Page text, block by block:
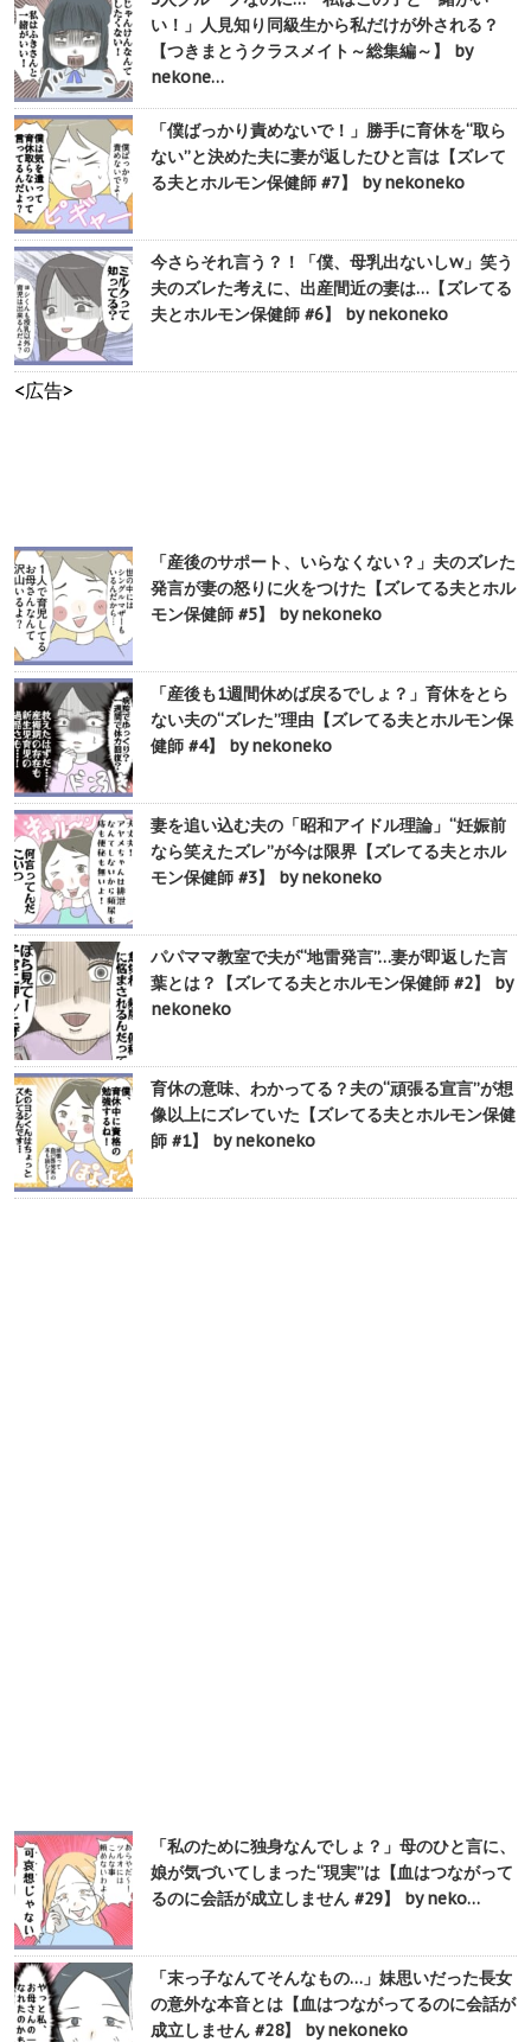
い！」人見知り同級生から私だけが外される？
【つきまとうクラスメイト～総集編～】 by
nekone…
「僕ばっかり責めないで！」勝手に育休を“取ら
ない”と決めた夫に妻が返したひと言は【ズレて
る夫とホルモン保健師 #7】 by nekoneko
今さらそれ言う？！「僕、母乳出ないしw」笑う
夫のズレた考えに、出産間近の妻は…【ズレてる
夫とホルモン保健師 #6】 by nekoneko
<広告>
「産後のサポート、いらなくない？」夫のズレた
発言が妻の怒りに火をつけた【ズレてる夫とホル
モン保健師 #5】 by nekoneko
「産後も1週間休めば戻るでしょ？」育休をとら
ない夫の“ズレた”理由【ズレてる夫とホルモン保
健師 #4】 by nekoneko
妻を追い込む夫の「昭和アイドル理論」“妊娠前
なら笑えたズレ”が今は限界【ズレてる夫とホル
モン保健師 #3】 by nekoneko
パパママ教室で夫が“地雷発言”…妻が即返した言
葉とは？【ズレてる夫とホルモン保健師 #2】 by
nekoneko
育休の意味、わかってる？夫の“頑張る宣言”が想
像以上にズレていた【ズレてる夫とホルモン保健
師 #1】 by nekoneko
「私のために独身なんでしょ？」母のひと言に、
娘が気づいてしまった“現実”は【血はつながって
るのに会話が成立しません #29】 by neko…
「末っ子なんてそんなもの…」妹思いだった長女
の意外な本音とは【血はつながってるのに会話が
成立しません #28】 by nekoneko